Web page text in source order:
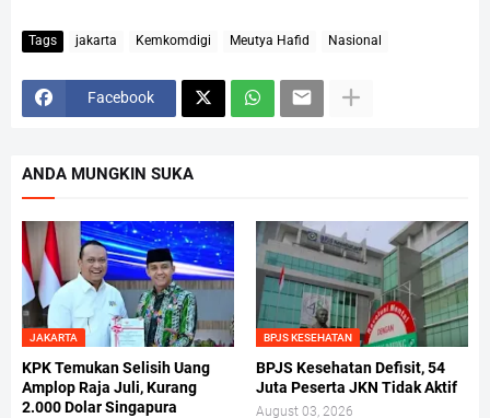
Tags jakarta Kemkomdigi Meutya Hafid Nasional
Facebook
ANDA MUNGKIN SUKA
JAKARTA
KPK Temukan Selisih Uang
Amplop Raja Juli, Kurang
2.000 Dolar Singapura
BPJS KESEHATAN
BPJS Kesehatan Defisit, 54
Juta Peserta JKN Tidak Aktif
August 03, 2026